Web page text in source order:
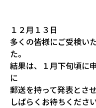
１２月１３日
多くの皆様にご受検い
た。
結果は、１月下旬頃に
に
郵送を持って発表とさ
しばらくお待ちくださ